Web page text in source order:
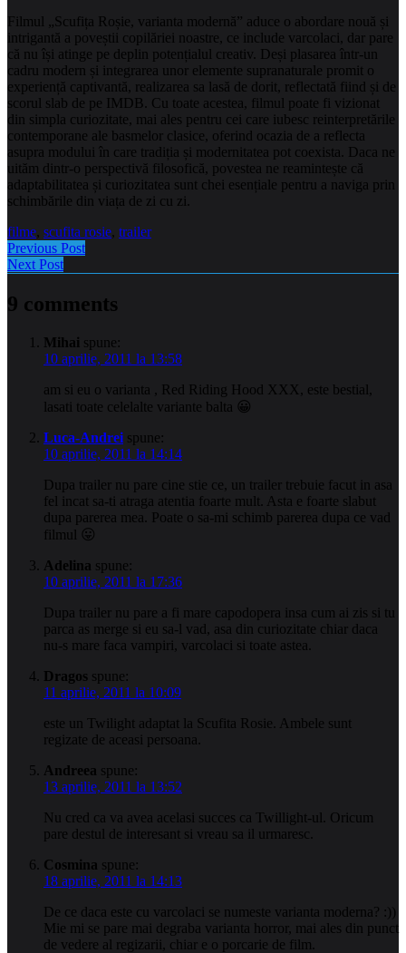
Filmul „Scufița Roșie, varianta modernă” aduce o abordare nouă și
intrigantă a poveștii copilăriei noastre, ce include varcolaci, dar pare
că nu își atinge pe deplin potențialul creativ. Deși plasarea într-un
cadru modern și integrarea unor elemente supranaturale promit o
experiență captivantă, realizarea sa lasă de dorit, reflectată fiind și de
scorul slab de pe IMDB. Cu toate acestea, filmul poate fi vizionat
din simpla curiozitate, mai ales pentru cei care iubesc reinterpretările
contemporane ale basmelor clasice, oferind ocazia de a reflecta
asupra modului în care tradiția și modernitatea pot coexista. Daca ne
uităm dintr-o perspectivă filosofică, povestea ne reamintește că
adaptabilitatea și curiozitatea sunt chei esențiale pentru a naviga prin
schimbările din viața de zi cu zi.
filme, scufita rosie, trailer
Previous Post
Next Post
9 comments
Mihai spune:
10 aprilie, 2011 la 13:58
am si eu o varianta , Red Riding Hood XXX, este bestial,
lasati toate celelalte variante balta 😀
Luca-Andrei spune:
10 aprilie, 2011 la 14:14
Dupa trailer nu pare cine stie ce, un trailer trebuie facut in asa
fel incat sa-ti atraga atentia foarte mult. Asta e foarte slabut
dupa parerea mea. Poate o sa-mi schimb parerea dupa ce vad
filmul 😛
Adelina spune:
10 aprilie, 2011 la 17:36
Dupa trailer nu pare a fi mare capodopera insa cum ai zis si tu
parca as merge si eu sa-l vad, asa din curiozitate chiar daca
nu-s mare faca vampiri, varcolaci si toate astea.
Dragos spune:
11 aprilie, 2011 la 10:09
este un Twilight adaptat la Scufita Rosie. Ambele sunt
regizate de aceasi persoana.
Andreea spune:
13 aprilie, 2011 la 13:52
Nu cred ca va avea acelasi succes ca Twillight-ul. Oricum
pare destul de interesant si vreau sa il urmaresc.
Cosmina spune:
18 aprilie, 2011 la 14:13
De ce daca este cu varcolaci se numeste varianta moderna? :))
Mie mi se pare mai degraba varianta horror, mai ales din punct
de vedere al regizarii, chiar e o porcarie de film.